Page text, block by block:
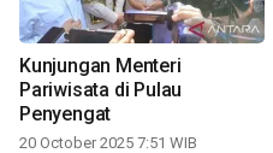
Kunjungan Menteri
Pariwisata di Pulau
Penyengat
20 October 2025 7:51 WIB